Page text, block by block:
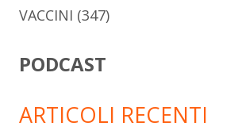
VACCINI (347)
PODCAST
ARTICOLI RECENTI